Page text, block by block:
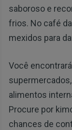
saboroso e
frios. No café
mexidos para
Você
alimentos
Procure por
chances de